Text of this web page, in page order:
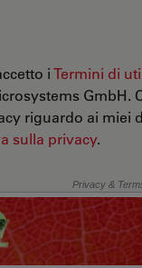
iTermini di
GmbH.
riguardo ai miei
sulla privacy.